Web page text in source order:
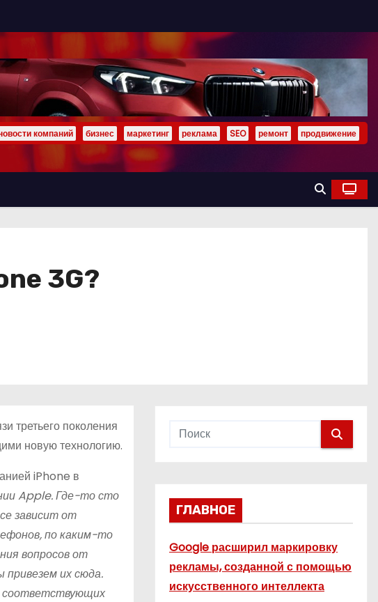
компаний бизнес маркетинг реклама SEO ремонт продвижение
3G?
третьего поколения
новую технологию.
iPhone в
Apple. Где-то сто
зависит от
по каким-то
вопросов от
привезем их сюда.
соответствующих
ГЛАВНОЕ
Google расширил маркировку
рекламы, созданной с помощью
искусственного интеллекта